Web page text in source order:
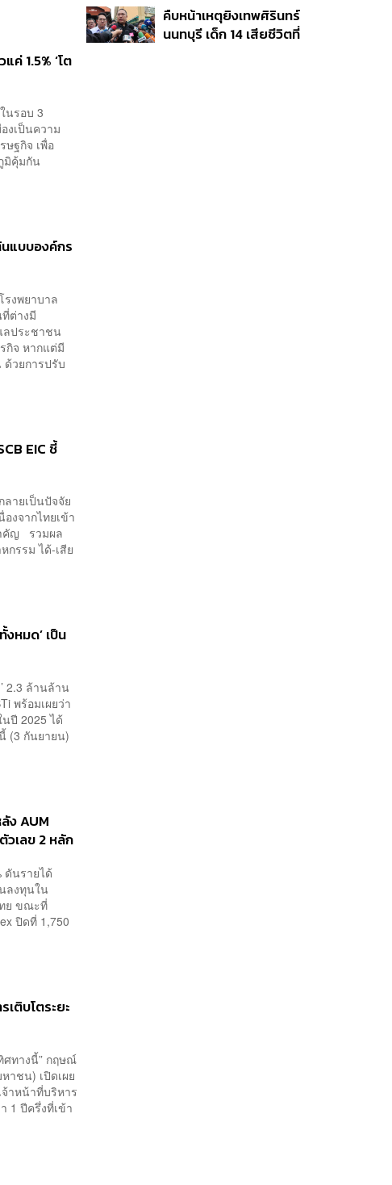
ค่ 1.5% ‘โต
นรอบ 3
งเป็นความ
ษฐกิจ เพื่อ
มิคุ้มกัน
แบบองค์กร
งพยาบาล
ต่างมี
ลประชาชน
กิจ หากแต่มี
วยการปรับ
EIC ชี้
ลายเป็นปัจจัย
งจากไทยเข้า
คัญ รวมผล
กรรม ได้-เสีย
หมด’ เป็น
2.3 ล้านล้าน
พร้อมเผยว่า
ปี 2025 ได้
(3 กันยายน)
ง AUM
วเลข 2 หลัก
ดันรายได้
ลงทุนใน
ย ขณะที่
ปิดที่ 1,750
ติบโตระยะ
ศทางนี้” กฤษณ์
าชน) เปิดเผย
าหน้าที่บริหาร
1 ปีครึ่งที่เข้า
ลบ. ทุพพลภาพ 7 แสนบาท
บาดเจ็บสาหัส 2 แสนบาท
คืบหน้าเหตุยิงเทพศิรินทร์
นนทบุรี เด็ก 14 เสียชีวิตที่